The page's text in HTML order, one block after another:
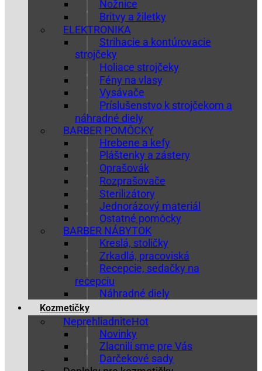
Nožnice
Britvy a žiletky
ELEKTRONIKA
Strihacie a kontúrovacie
strojčeky
Holiace strojčeky
Fény na vlasy
Vysávače
Príslušenstvo k strojčekom a
náhradné diely
BARBER POMÔCKY
Hrebene a kefy
Pláštenky a zástery
Oprašovák
Rozprašovače
Sterilizátory
Jednorázový materiál
Ostatné pomôcky
BARBER NÁBYTOK
Kreslá, stoličky
Zrkadlá, pracoviská
Recepcie, sedačky na
recepciu
Náhradné diely
Kozmetičky
Neprehliadnite
Novinky
Zlacnili sme pre Vás
Darčekové sady